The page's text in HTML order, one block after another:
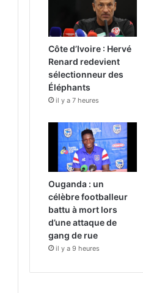
Côte d’Ivoire : Hervé
Renard redevient
sélectionneur des
Éléphants
il y a 7 heures
Ouganda : un
célèbre footballeur
battu à mort lors
d’une attaque de
gang de rue
il y a 9 heures